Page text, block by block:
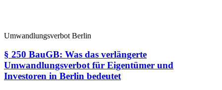
Umwandlungsverbot Berlin
§ 250 BauGB: Was das verlängerte
Umwandlungsverbot für Eigentümer und
Investoren in Berlin bedeutet